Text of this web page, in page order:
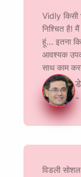
Vidly किसी
निश्चित है!
हूं... इतना
आवश्यक
साथ काम
-
विडली